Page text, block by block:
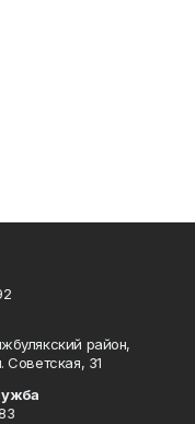
район,
Советская, 31